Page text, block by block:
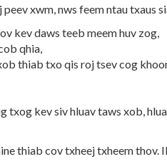
xwm, nws feem ntau txaus
kev daws teeb meem huv zog,
qhia,
thiab txo qis roj tsev cog
kev siv hluav taws xob,
thiab cov txheej txheem